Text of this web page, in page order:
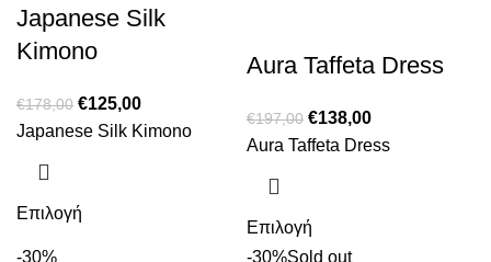
Japanese Silk
Kimono
€178,00 €125,00
Japanese Silk Kimono
Επιλογή
Aura Taffeta Dress
€197,00 €138,00
Aura Taffeta Dress
Επιλογή
-30%
-30%Sold out